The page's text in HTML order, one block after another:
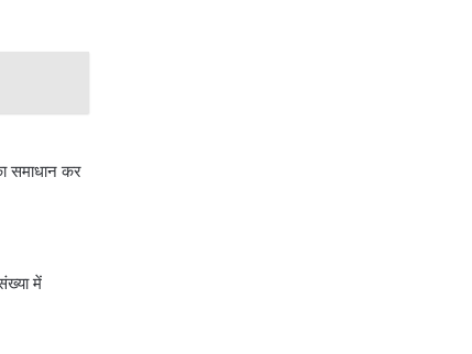
समाधान कर
में